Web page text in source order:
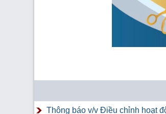
Thông báo v/v Điều chỉnh hoạt